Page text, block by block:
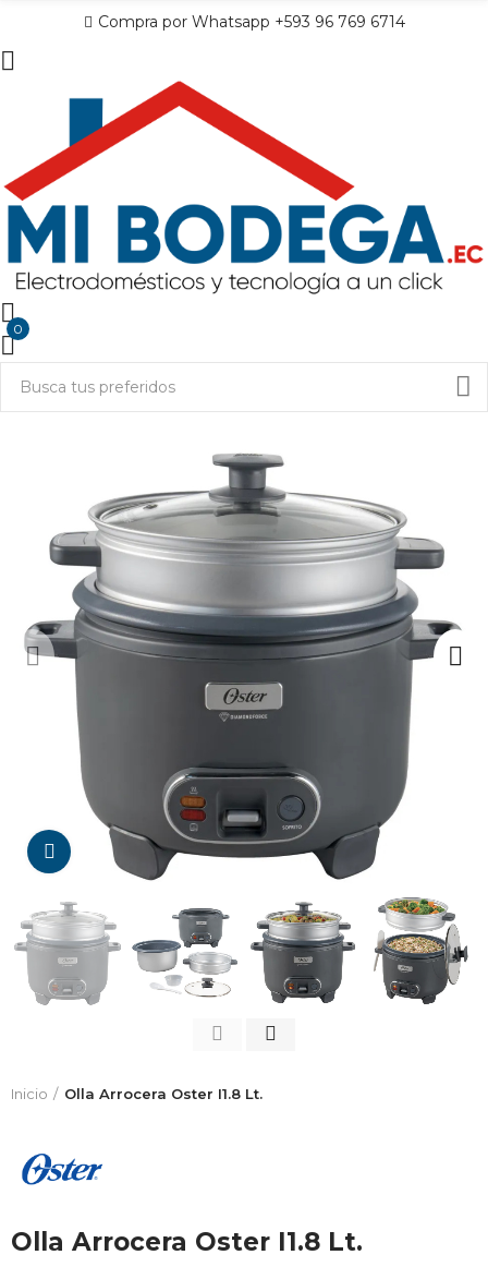
Compra por Whatsapp +593 96 769 6714
0
Da click para agrandar
Inicio Olla Arrocera Oster I1.8 Lt.
Olla Arrocera Oster I1.8 Lt.